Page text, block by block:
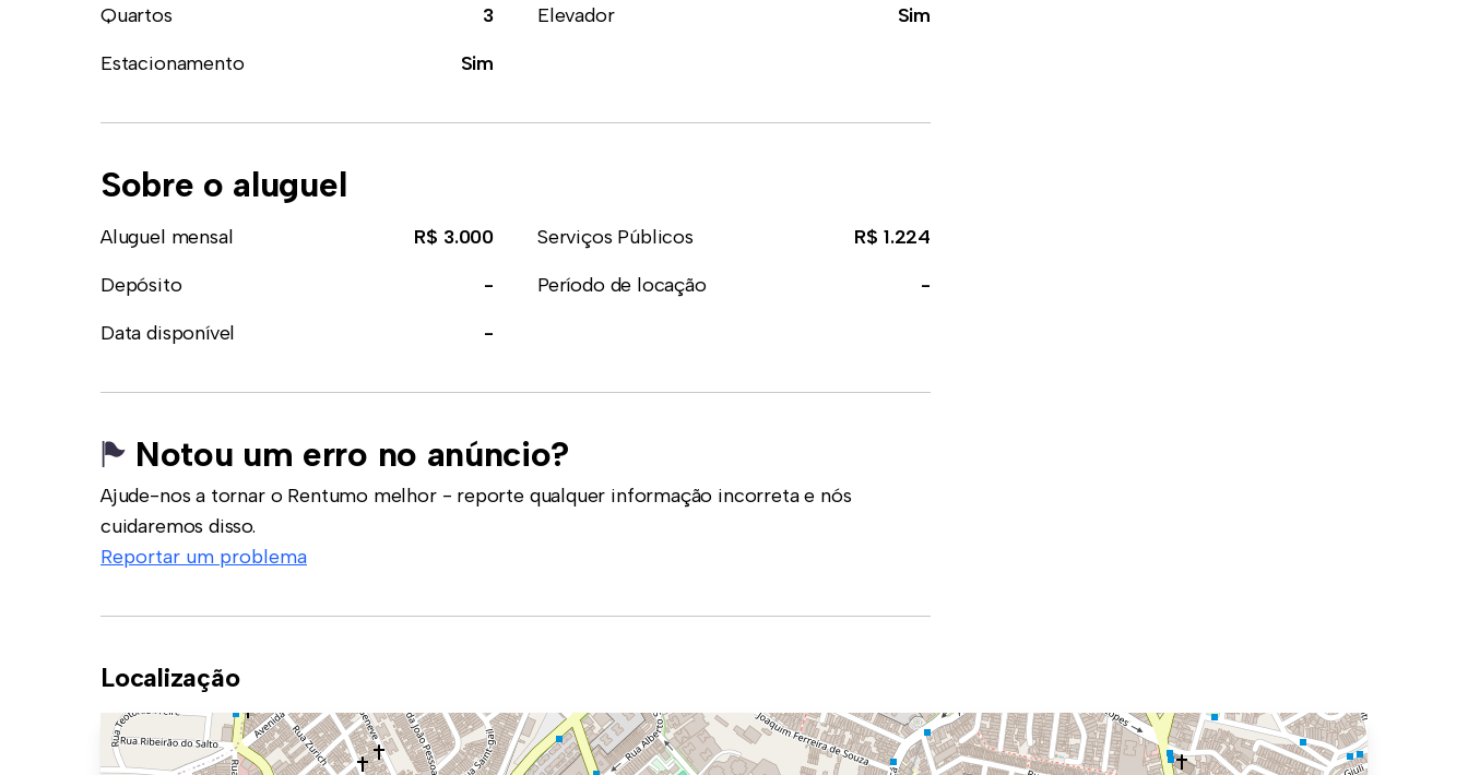
Quartos
3 Elevador
Sim
Estacionamento
Sim
Sobre o aluguel
Aluguel mensal R$ 3.000 Serviços Públicos
R$ 1.224
Depósito
- Período de locação
-
Data disponível
-
Notou um erro no anúncio?
Ajude-nos a tornar o Rentumo melhor - reporte qualquer informação incorreta e nós
cuidaremos disso.
Reportar um problema
Localização